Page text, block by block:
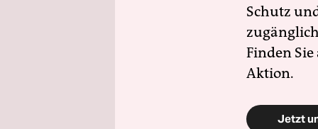
Schutz
Finden
Aktion.
Jetzt